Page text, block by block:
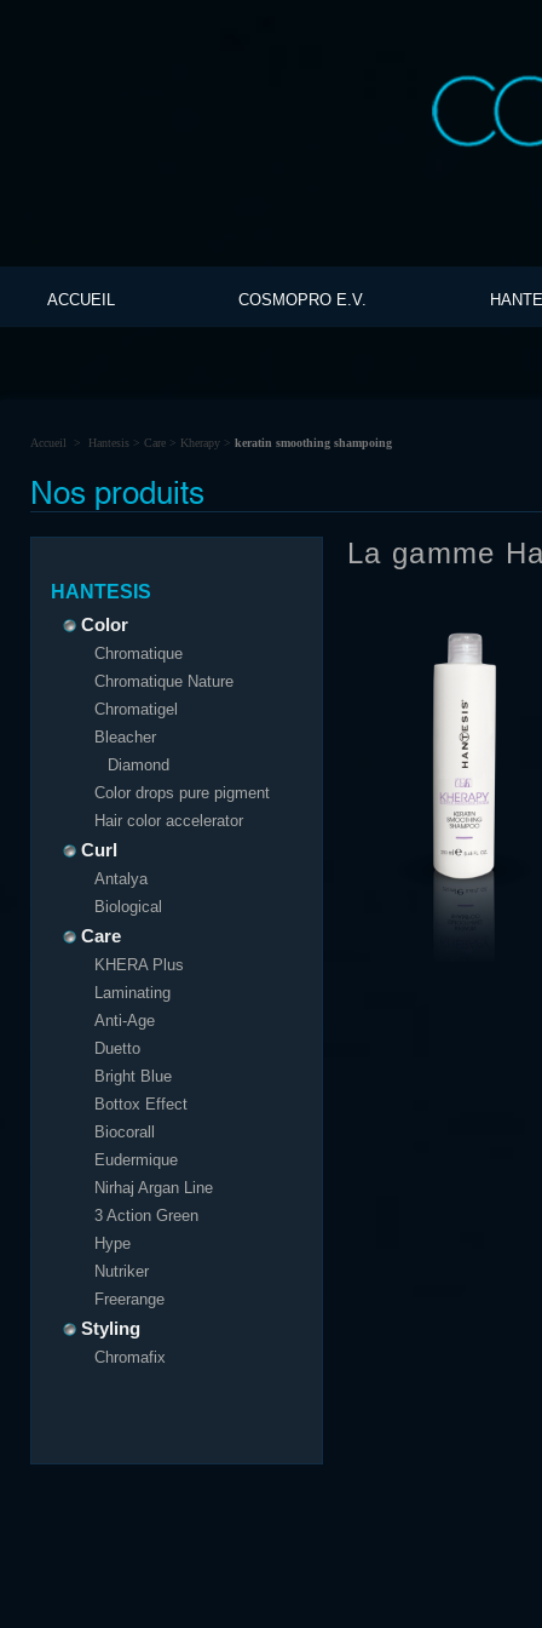
ACCUEIL COSMOPRO E.V.
Accueil > Hantesis > Care > Kherapy > keratin smoothing shampoing
Nos produits
HANTESIS
Color
Chromatique
Chromatique Nature
Chromatigel
Bleacher
Diamond
Color drops pure pigment
Hair color accelerator
Curl
Antalya
Biological
Care
KHERA Plus
Laminating
Anti-Age
Duetto
Bright Blue
Bottox Effect
Biocorall
Eudermique
Nirhaj Argan Line
3 Action Green
Hype
Nutriker
Freerange
Styling
Chromafix
La gamme